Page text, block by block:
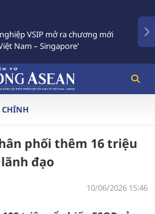
Việt Nam - Thái Lan
Chiến lược 'Ba kết
CHÍNH
phối thêm 16 triệu
lãnh đạo
10/06/2026 15:46